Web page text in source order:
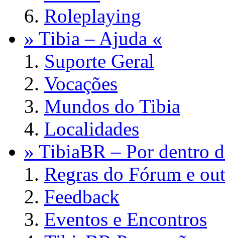
Roleplaying
» Tibia – Ajuda «
Suporte Geral
Vocações
Mundos do Tibia
Localidades
» TibiaBR – Por dentro
Regras do Fórum e
Feedback
Eventos e Encontros